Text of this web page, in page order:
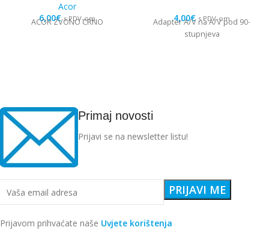
Acor
6,00€ s PDV-om
ACOR ZVONO CRNO 4,00€ s PDV-om
Adapter A/V na A/V pod 90-
stupnjeva
Primaj novosti
Prijavi se na newsletter listu!
Prijavom prihvaćate naše Uvjete korištenja